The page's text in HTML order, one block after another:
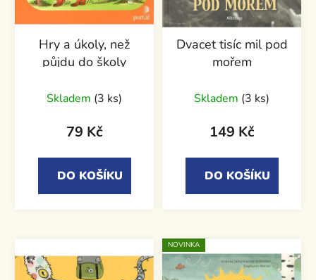
Hry a úkoly, než
půjdu do školy
Skladem (3 ks)
79 Kč
DO KOŠÍKU
Dvacet tisíc mil pod
mořem
Skladem (3 ks)
149 Kč
DO KOŠÍKU
NOVINKA